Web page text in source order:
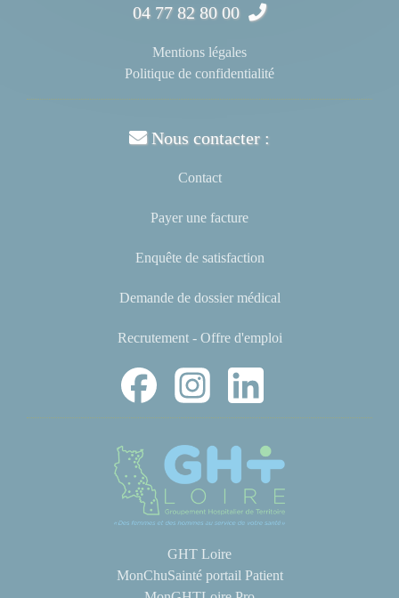
04 77 82 80 00
Mentions légales
Politique de confidentialité
Nous contacter :
Contact
Payer une facture
Enquête de satisfaction
Demande de dossier médical
Recrutement - Offre d'emploi
GHT Loire
MonChuSainté portail Patient